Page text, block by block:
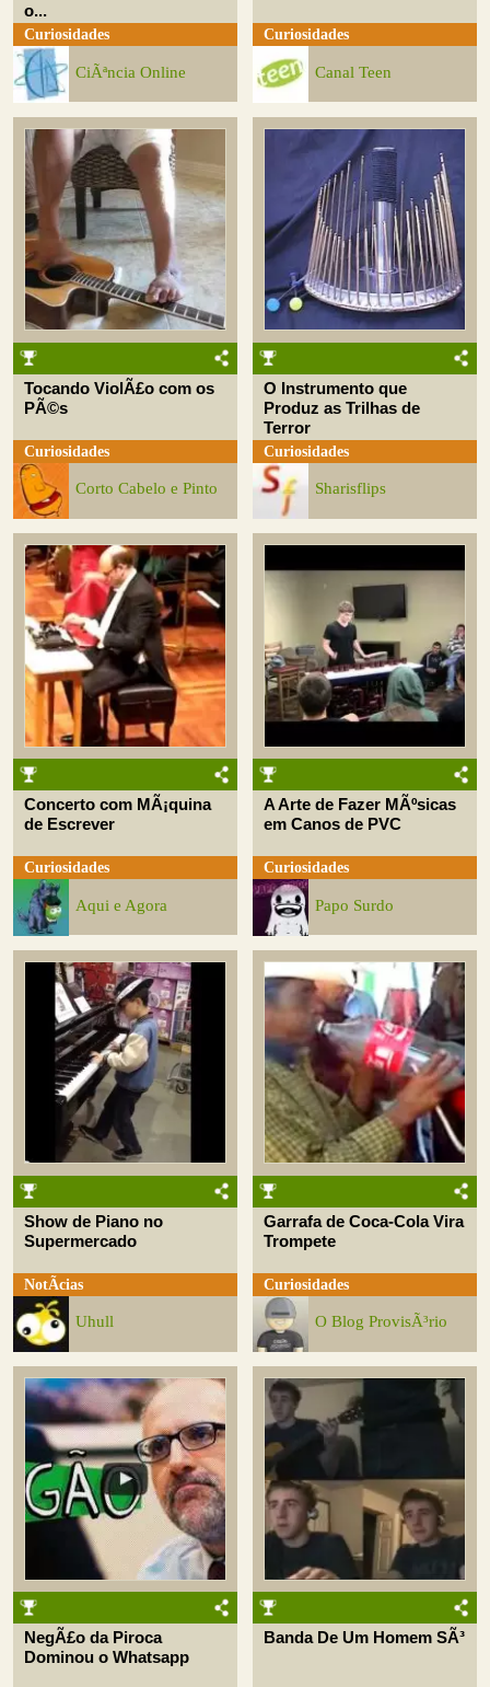
o...
Curiosidades
CiÃªncia Online
Curiosidades
Canal Teen
Tocando ViolÃ£o com os
PÃ©s
Curiosidades
Corto Cabelo e Pinto
O Instrumento que
Produz as Trilhas de
Terror
Curiosidades
Sharisflips
Concerto com MÃ¡quina
de Escrever
Curiosidades
Aqui e Agora
A Arte de Fazer MÃºsicas
em Canos de PVC
Curiosidades
Papo Surdo
Show de Piano no
Supermercado
NotÃ­cias
Uhull
Garrafa de Coca-Cola Vira
Trompete
Curiosidades
O Blog ProvisÃ³rio
NegÃ£o da Piroca
Dominou o Whatsapp
Banda De Um Homem SÃ³